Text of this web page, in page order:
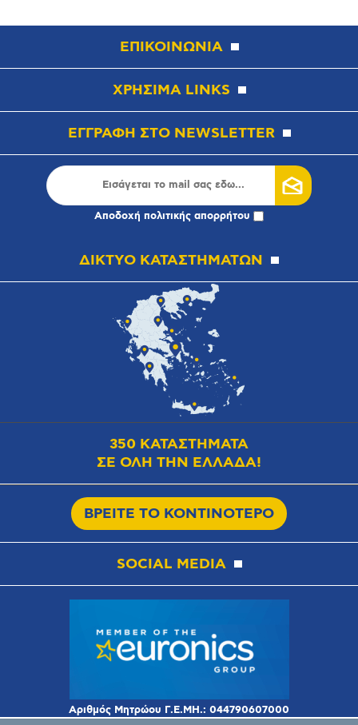
ΕΠΙΚΟΙΝΩΝΙΑ
ΧΡΗΣΙΜΑ LINKS
ΕΓΓΡΑΦΗ ΣΤΟ NEWSLETTER
Αποδοχή πολιτικής απορρήτου
ΔΙΚΤΥΟ ΚΑΤΑΣΤΗΜΑΤΩΝ
350 ΚΑΤΑΣΤΗΜΑΤΑ
ΣΕ ΟΛΗ ΤΗΝ ΕΛΛΑΔΑ!
ΒΡΕΙΤΕ ΤΟ ΚΟΝΤΙΝΟΤΕΡΟ
SOCIAL MEDIA